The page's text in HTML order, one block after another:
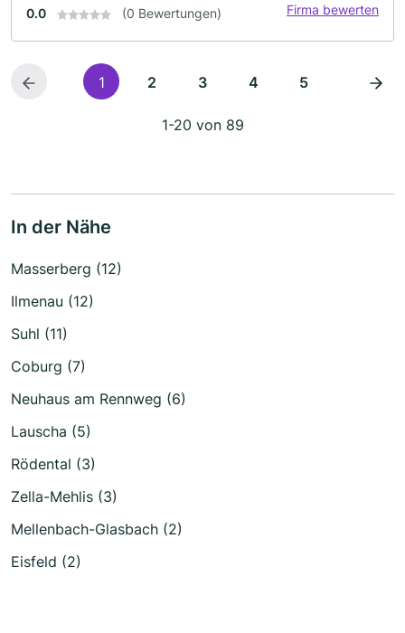
0.0 (0 Bewertungen) Firma bewerten
1 2 3 4 5
1-20 von 89
In der Nähe
Masserberg (12)
Ilmenau (12)
Suhl (11)
Coburg (7)
Neuhaus am Rennweg (6)
Lauscha (5)
Rödental (3)
Zella-Mehlis (3)
Mellenbach-Glasbach (2)
Eisfeld (2)